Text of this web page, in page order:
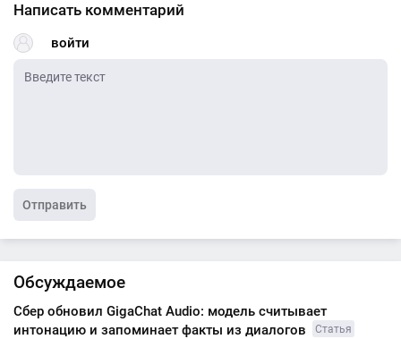
Написать комментарий
войти
Отправить
Обсуждаемое
Сбер обновил GigaChat Audio: модель считывает
интонацию и запоминает факты из диалогов
Статья